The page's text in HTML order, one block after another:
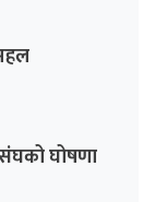
घोषणा